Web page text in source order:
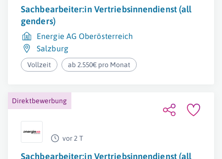
Sachbearbeiter:in Vertriebsinnendienst (all
genders)
Energie AG Oberösterreich
Salzburg
Vollzeit ab 2.550€ pro Monat
Direktbewerbung
vor 2 T
Sachbearbeiter:in Vertriebsinnendienst (all